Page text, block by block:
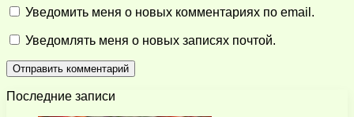
Уведомить меня о новых комментариях по email.
Уведомлять меня о новых записях почтой.
Последние записи